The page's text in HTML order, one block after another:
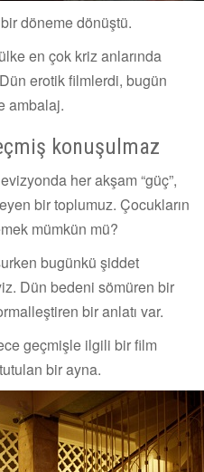
döneme dönüştü.
en çok kriz anlarında
Dün erotik filmlerdi, bugün
ambalaj.
konuşulmaz
her akşam “güç”,
bir toplumuz. Çocukların
mümkün mü?
bugünkü şiddet
Dün bedeni sömüren bir
bir anlatı var.
geçmişle ilgili bir film
bir ayna.